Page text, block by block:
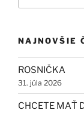
NAJNOVŠIE
ROSNIČKA
31. júla 2026
CHCETE MAŤ